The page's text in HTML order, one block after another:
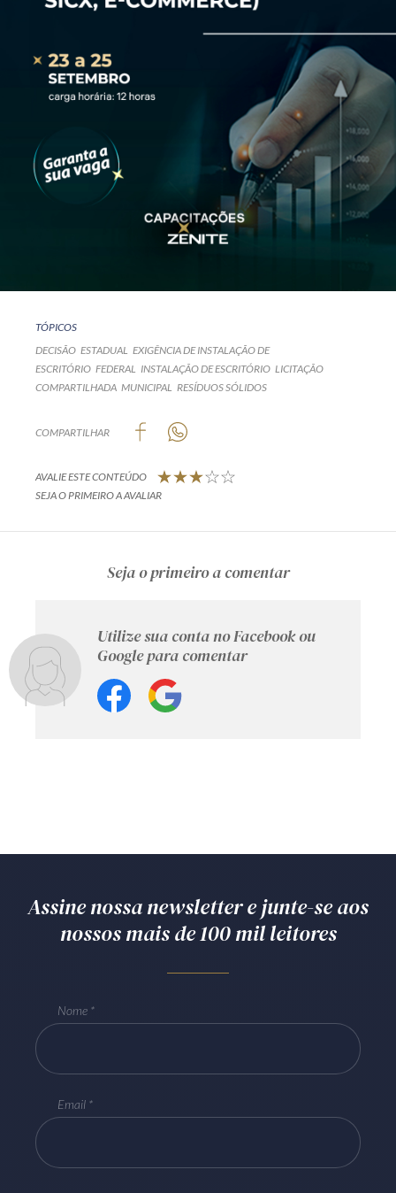
TÓPICOS
DECISÃO ESTADUAL EXIGÊNCIA DE INSTALAÇÃO DE
ESCRITÓRIO FEDERAL INSTALAÇÃO DE ESCRITÓRIO LICITAÇÃO
COMPARTILHADA MUNICIPAL RESÍDUOS SÓLIDOS
COMPARTILHAR
AVALIE ESTE CONTEÚDO
SEJA O PRIMEIRO A AVALIAR
Seja o primeiro a comentar
Utilize sua conta no Facebook ou
Google para comentar
Assine nossa newsletter e junte-se aos
nossos mais de 100 mil leitores
Nome
Email